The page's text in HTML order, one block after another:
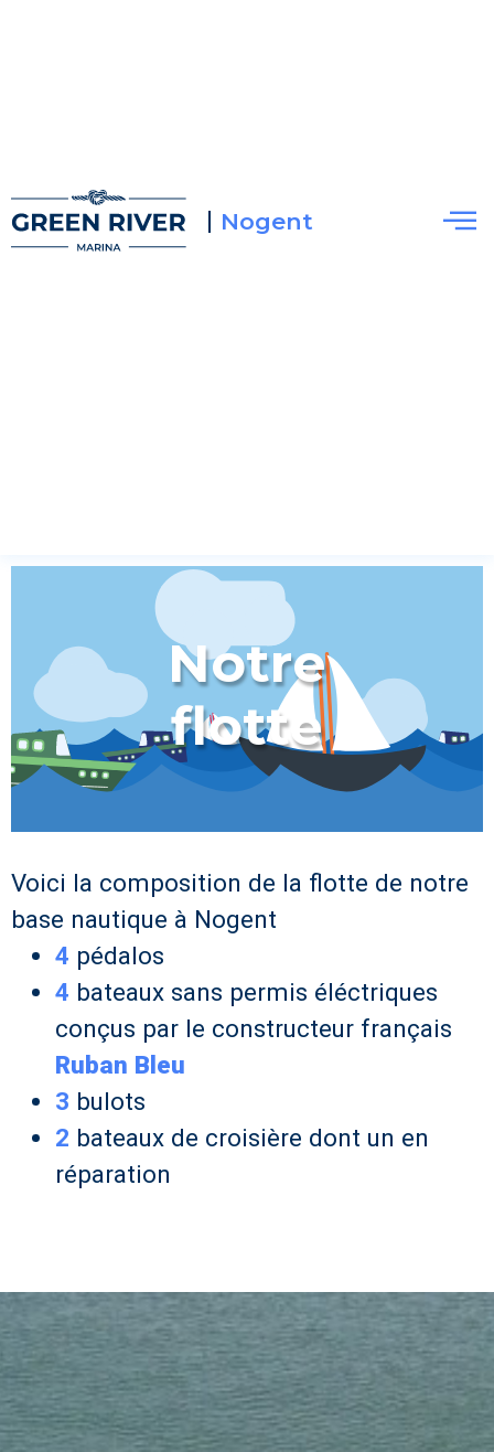
Nogent
Notre
flotte
Voici la composition de la flotte de notre
base nautique à Nogent
4 pédalos
4 bateaux sans permis éléctriques
conçus par le constructeur français
Ruban Bleu
3 bulots
2 bateaux de croisière dont un en
réparation